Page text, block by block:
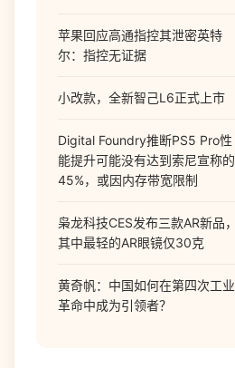
苹果回应高通指控其泄密英特
尔：指控无证据
小改款，全新智己L6正式上市
Digital Foundry推断PS5 Pro性
能提升可能没有达到索尼宣称的
45%，或因内存带宽限制
枭龙科技CES发布三款AR新品，
其中最轻的AR眼镜仅30克
黄奇帆：中国如何在第四次工业
革命中成为引领者？